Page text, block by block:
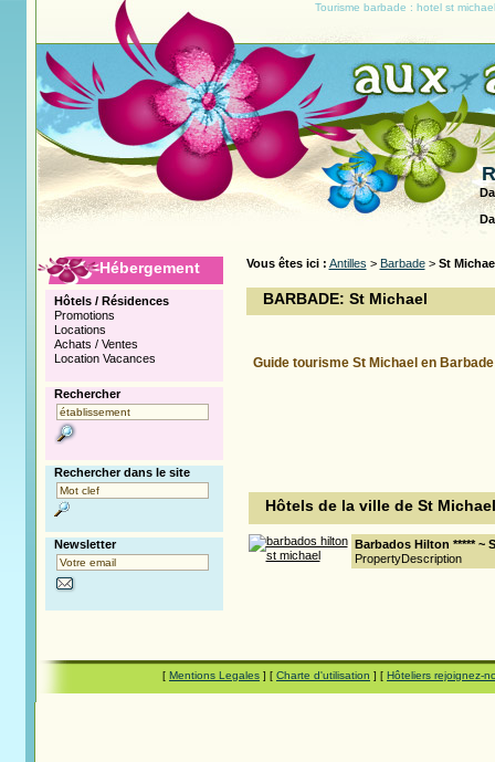
Tourisme barbade : hotel st
Vous êtes ici : Antilles > Barbade> St
BARBADE: St Michael
Guide tourisme St Michael en Barbade
Hôtels de la ville de St
Barbados Hilton ***** ~
PropertyDescription
Hébergement
Hôtels / Résidences
Promotions
Locations
Achats / Ventes
Location Vacances
Rechercher
Rechercher dans le site
Newsletter
[ Mentions Legales ] [ Charte d'utilisation ] [ Hôteliers rejoignez-